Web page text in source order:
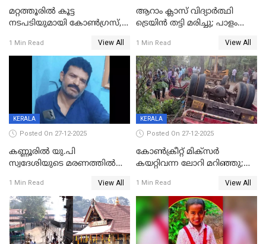
മറ്റത്തൂരിൽ കൂട്ട
നടപടിയുമായി കോണ്‍ഗ്രസ്,
എട്ട് പേര്‍ ഉള്‍പ്പെടെ
പത്തുപേരെ പുറത്താക്കി,
ചൊവ്വന്നൂരിലും നടപടി
1 Min Read View All
ആറാം ക്ലാസ് വിദ്യാർത്ഥി
ട്രെയിൻ തട്ടി മരിച്ചു; പാളം
അപകടം മലപ്പുറത്ത്
1 Min Read View All
KERALA
Posted On 27-12-2025
കണ്ണൂരിൽ യു.പി
സ്വദേശിയുടെ മരണത്തിൽ
കേസ്; തർക്കമുണ്ടായത്
ഫേഷ്യലിന് 300 രൂപ
ആവശ്യപ്പെട്ടതിനെച്ചൊല്ലി
1 Min Read View All
KERALA
Posted On 27-12-2025
കോണ്‍ക്രീറ്റ് മിക്‌സര്‍
കയറ്റിവന്ന ലോറി മറിഞ്ഞു;
അപകടം കണ്ണൂരിൽ
1 Min Read View All